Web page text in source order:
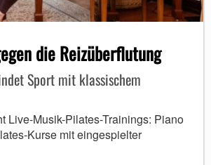
die Reizüberflutung
Sport mit klassischem
Live-Musik-Pilates-Trainings: Piano
Kurse mit eingespielter